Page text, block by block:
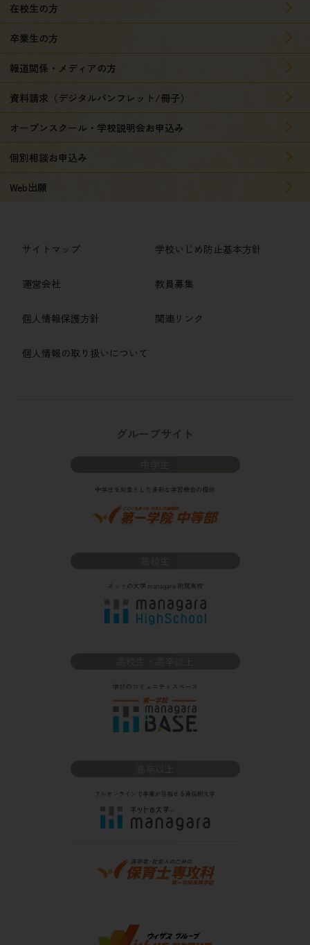
在校生の方
卒業生の方
報道関係・メディアの方
資料請求（デジタルパンフレット/冊子）
オープンスクール・学校説明会お申込み
個別相談お申込み
Web出願
サイトマップ
運営会社
個人情報保護方針
個人情報の取り扱いについて
学校いじめ防止基本方針
教員募集
関連リンク
グループサイト